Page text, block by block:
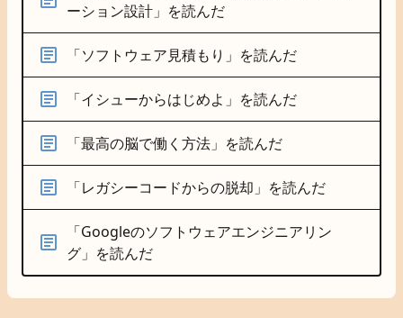
ーション設計」を読んだ
「ソフトウェア見積もり」を読んだ
「イシューからはじめよ」を読んだ
「最高の脳で働く方法」を読んだ
「レガシーコードからの脱却」を読んだ
「Googleのソフトウェアエンジニアリン
グ」を読んだ